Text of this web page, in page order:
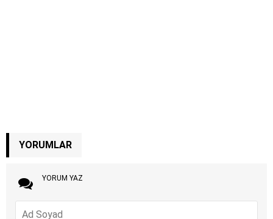
YORUMLAR
YORUM YAZ